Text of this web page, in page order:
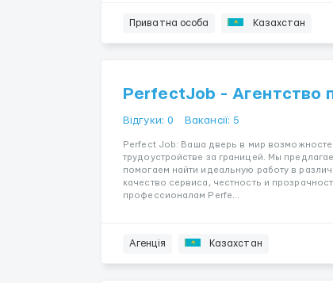
Приватна особа Казахстан
PerfectJob - Агентство
Відгуки: 0 Вакансії: 5
Perfect Job: Ваша дверь в мир
трудоустройстве за границей. Мы
помогаем найти идеальную работу в
качество сервиса, честность и
профессионалам Perfe...
Агенція Казахстан